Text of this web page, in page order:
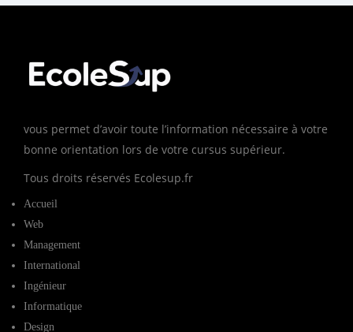
vous permet d’avoir toute l’information nécessaire à votre
bonne orientation lors de votre cursus supérieur.
Tous droits réservés Ecolesup.fr
Accueil
Web
Management
International
Ingénieur
Informatique
Design